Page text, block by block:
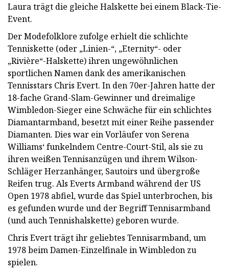
Laura trägt die gleiche Halskette bei einem Black-Tie-
Event.
Der Modefolklore zufolge erhielt die schlichte
Tenniskette (oder „Linien-“, „Eternity“- oder
„Rivière“-Halskette) ihren ungewöhnlichen
sportlichen Namen dank des amerikanischen
Tennisstars Chris Evert. In den 70er-Jahren hatte der
18-fache Grand-Slam-Gewinner und dreimalige
Wimbledon-Sieger eine Schwäche für ein schlichtes
Diamantarmband, besetzt mit einer Reihe passender
Diamanten. Dies war ein Vorläufer von Serena
Williams‘ funkelndem Centre-Court-Stil, als sie zu
ihren weißen Tennisanzügen und ihrem Wilson-
Schläger Herzanhänger, Sautoirs und übergroße
Reifen trug. Als Everts Armband während der US
Open 1978 abfiel, wurde das Spiel unterbrochen, bis
es gefunden wurde und der Begriff Tennisarmband
(und auch Tennishalskette) geboren wurde.
Chris Evert trägt ihr geliebtes Tennisarmband, um
1978 beim Damen-Einzelfinale in Wimbledon zu
spielen.